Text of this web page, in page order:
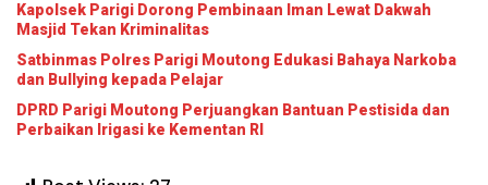
Kapolsek Parigi Dorong Pembinaan Iman Lewat Dakwah
Masjid Tekan Kriminalitas
Satbinmas Polres Parigi Moutong Edukasi Bahaya Narkoba
dan Bullying kepada Pelajar
DPRD Parigi Moutong Perjuangkan Bantuan Pestisida dan
Perbaikan Irigasi ke Kementan RI